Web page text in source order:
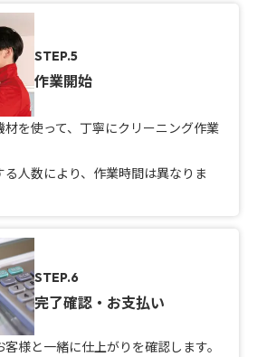
STEP.5
作業開始
を使って、丁寧にクリーニング作業
る人数により、作業時間は異なりま
STEP.6
完了確認・お支払い
様と一緒に仕上がりを確認します。